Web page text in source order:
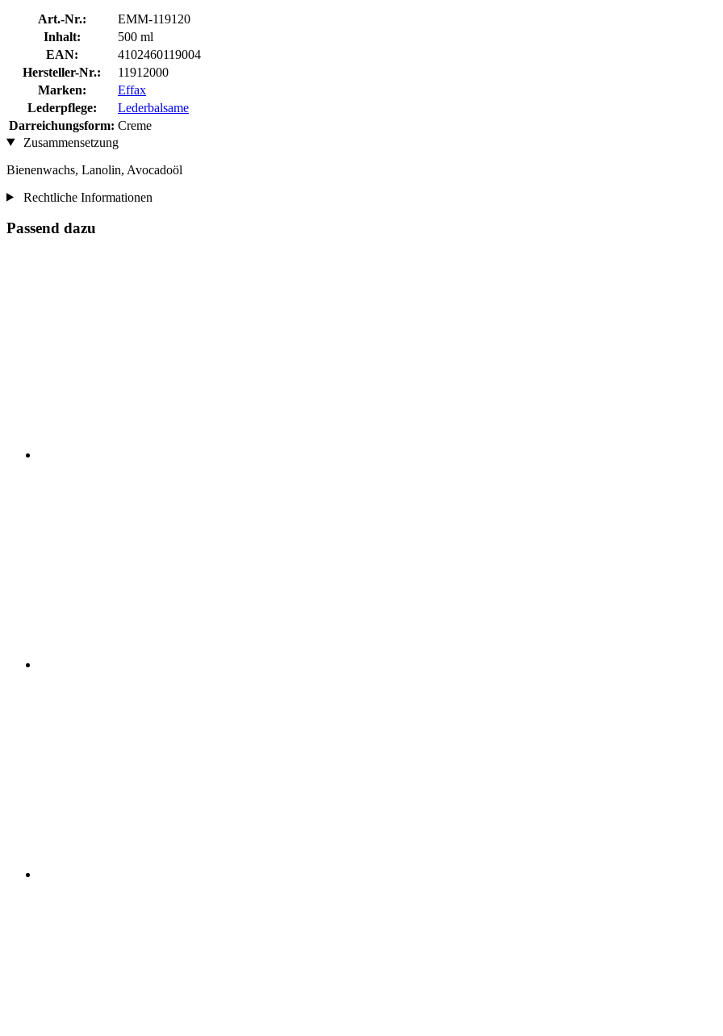
Art.-Nr.:
EMM-119120
Inhalt:
500 ml
EAN:
4102460119004
Hersteller-Nr.:
11912000
Marken:
Effax
Lederpflege:
Lederbalsame
Darreichungsform: Creme
Zusammensetzung
Bienenwachs, Lanolin, Avocadoöl
Rechtliche Informationen
Passend dazu